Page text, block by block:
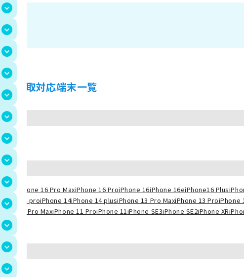
買取対応端末一覧
Air iPhone 16 Pro MaxiPhone 16 ProiPhone 16iPhone 16eiPhone16 Plus
iPhone 14 proiPhone 14iPhone 14 plusiPhone 13 Pro MaxiPhone 13 ProiPhone
iPhone 11 Pro MaxiPhone 11 ProiPhone 11iPhone SE3iPhone SE2iPhone XR